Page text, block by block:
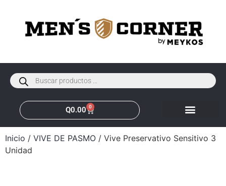
Q0.00 0
Inicio / VIVE DE PASMO / Vive Preservativo Sensitivo 3
Unidad